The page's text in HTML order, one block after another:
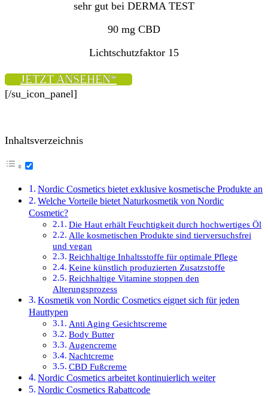
sehr gut bei DERMA TEST
90 mg CBD
Lichtschutzfaktor 15
JETZT ANSEHEN*
[/su_icon_panel]
Inhaltsverzeichnis
Nordic Cosmetics bietet exklusive kosmetische Produkte an
Welche Vorteile bietet Naturkosmetik von Nordic
Cosmetic?
Die Haut erhält Feuchtigkeit durch hochwertiges Öl
Alle kosmetischen Produkte sind tierversuchsfrei
und vegan
Reichhaltige Inhaltsstoffe für optimale Pflege
Keine künstlich produzierten Zusatzstoffe
Reichhaltige Vitamine stoppen den
Alterungsprozess
Kosmetik von Nordic Cosmetics eignet sich für jeden
Hauttypen
Anti Aging Gesichtscreme
Body Butter
Augencreme
Nachtcreme
CBD Fußcreme
Nordic Cosmetics arbeitet kontinuierlich weiter
Nordic Cosmetics Rabattcode